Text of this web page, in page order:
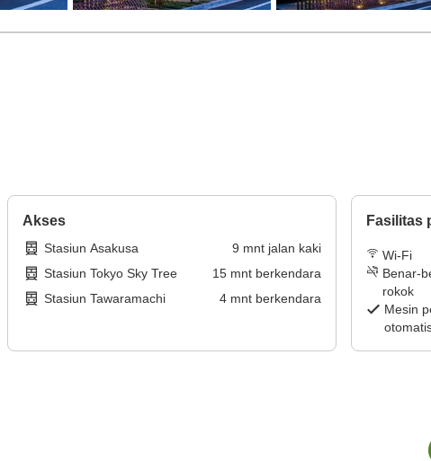
Akses
Stasiun Asakusa 9 mnt jalan kaki
Stasiun Tokyo Sky Tree
15mnt berkendara
Stasiun Tawaramachi
4mnt berkendara
Fasilitas
Wi-Fi
Benar-
rokok
Mesin